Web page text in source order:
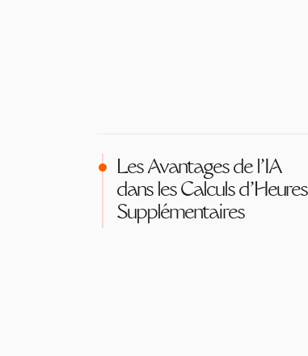
Les Avantages de l'IA
dans les Calculs d'Heures
Supplémentaires